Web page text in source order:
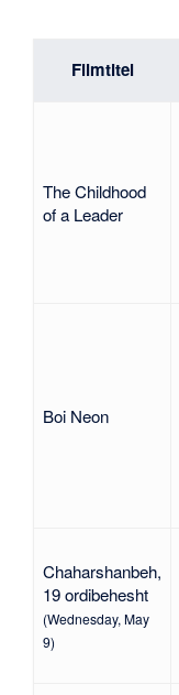
Filmtitel
The Childhood
of a Leader
Boi Neon
Chaharshanbeh,
19 ordibehesht
(Wednesday, May
9)